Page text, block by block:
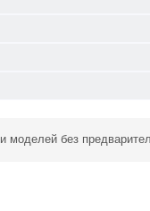
моделей без